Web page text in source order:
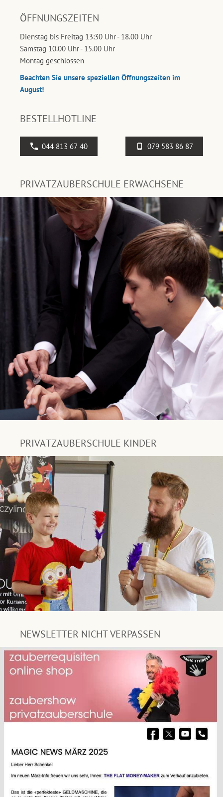
ÖFFNUNGSZEITEN
Dienstag bis Freitag 13:30 Uhr - 18.00 Uhr
Samstag 10.00 Uhr - 15.00 Uhr
Montag geschlossen
Beachten Sie unsere speziellen Öffnungszeiten im
August!
BESTELLHOTLINE
044 813 67 40 079 583 86 87
PRIVATZAUBERSCHULE ERWACHSENE
PRIVATZAUBERSCHULE KINDER
NEWSLETTER NICHT VERPASSEN